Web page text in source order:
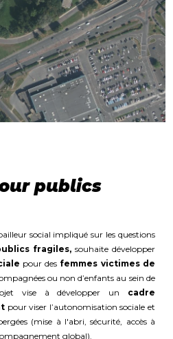
publics
social impliqué sur les questions
fragiles, souhaite développer
pour des femmes victimes de
ou non d’enfants au sein de
vise à développer un cadre
pour viser l’autonomisation sociale et
(mise à l'abri, sécurité, accès à
global).